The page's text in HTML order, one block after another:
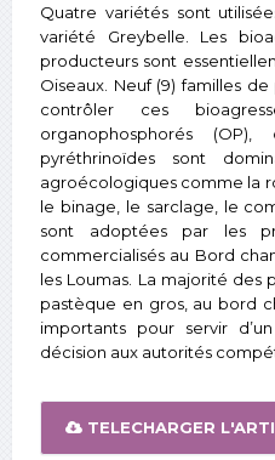
Quatre variétés sont
variété Greybelle. Les
producteurs sont
Oiseaux. Neuf (9) familles
contrôler ces
organophosphorés
pyréthrinoïdes sont
agroécologiques comme la
le binage, le sarclage, le
sont adoptées par les
commercialisés au Bord
les Loumas. La majorité des
pastèque en gros, au bord
importants pour servir
décision aux autorités
TELECHARGER